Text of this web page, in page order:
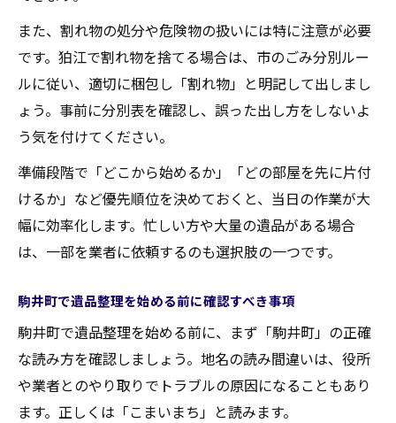
また、割れ物の処分や危険物の扱いには特に注意が必要
です。狛江で割れ物を捨てる場合は、市のごみ分別ルー
ルに従い、適切に梱包し「割れ物」と明記して出しまし
ょう。事前に分別表を確認し、誤った出し方をしないよ
う気を付けてください。
準備段階で「どこから始めるか」「どの部屋を先に片付
けるか」など優先順位を決めておくと、当日の作業が大
幅に効率化します。忙しい方や大量の遺品がある場合
は、一部を業者に依頼するのも選択肢の一つです。
駒井町で遺品整理を始める前に確認すべき事項
駒井町で遺品整理を始める前に、まず「駒井町」の正確
な読み方を確認しましょう。地名の読み間違いは、役所
や業者とのやり取りでトラブルの原因になることもあり
ます。正しくは「こまいまち」と読みます。